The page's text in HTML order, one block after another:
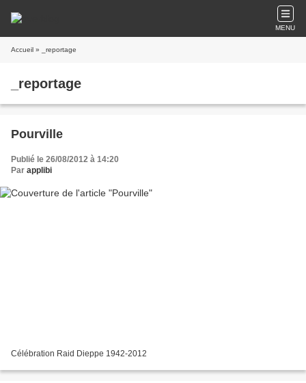
MENU
Accueil » _reportage
_reportage
Pourville
Publié le 26/08/2012 à 14:20
Par applibi
Célébration Raid Dieppe 1942-2012